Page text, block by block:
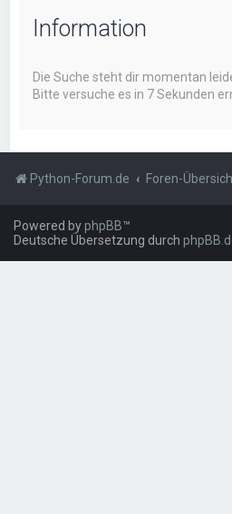
Information
Die Suche steht dir momentan
Bitte versuche es in 7 Sekunden
Python-Forum.de Foren-
Powered byphpBB™
Deutsche Übersetzung durch